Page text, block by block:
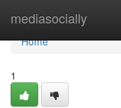
mediasocially
Home
Home
1